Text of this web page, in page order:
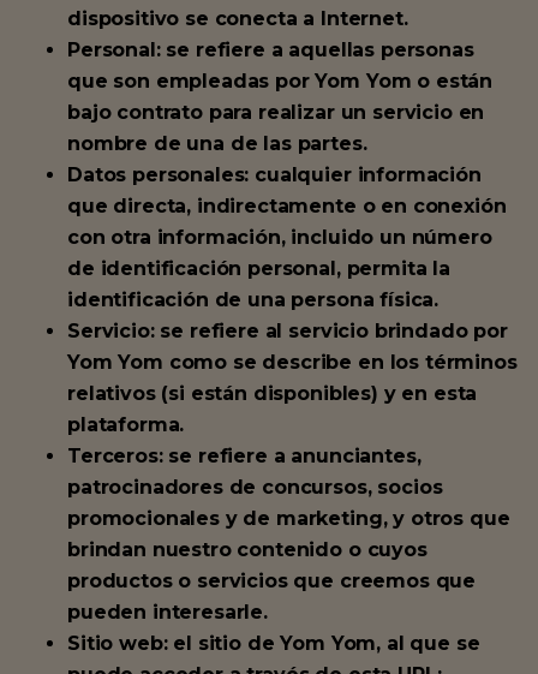
dispositivo se conecta a Internet.
Personal: se refiere a aquellas personas
que son empleadas por Yom Yom o están
bajo contrato para realizar un servicio en
nombre de una de las partes.
Datos personales: cualquier información
que directa, indirectamente o en conexión
con otra información, incluido un número
de identificación personal, permita la
identificación de una persona física.
Servicio: se refiere al servicio brindado por
Yom Yom como se describe en los términos
relativos (si están disponibles) y en esta
plataforma.
Terceros: se refiere a anunciantes,
patrocinadores de concursos, socios
promocionales y de marketing, y otros que
brindan nuestro contenido o cuyos
productos o servicios que creemos que
pueden interesarle.
Sitio web: el sitio de Yom Yom, al que se